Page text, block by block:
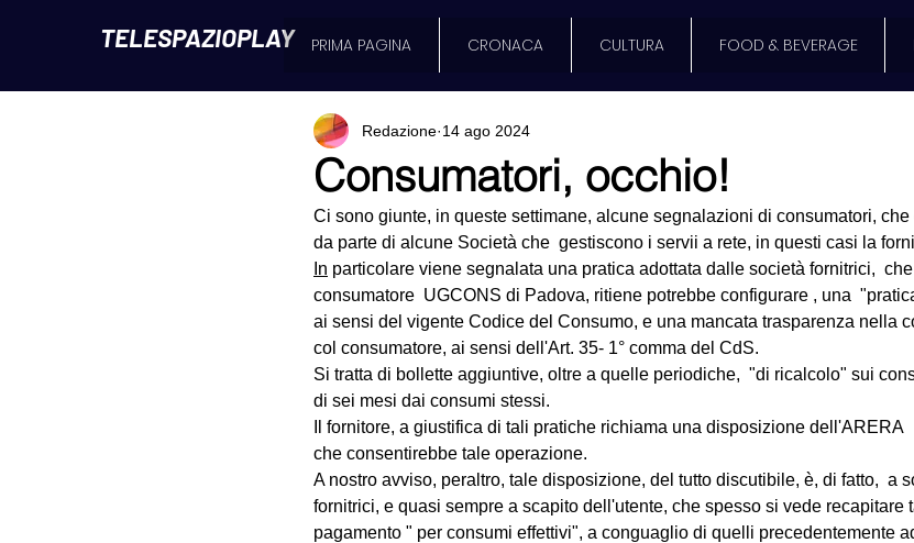
TELESPAZIOPLAY PRIMA PAGINA CRONACA CULTURA FOOD & BEVERAGE
Consumatori, occhio!
Redazione 14 ago 2024
Ci sono giunte, in queste settimane, alcune segnalazioni di consumatori,
da parte di alcune Società che  gestiscono i servii a rete, in questi casi la
In particolare viene segnalata una pratica adottata dalle società fornitrici,
consumatore  UGCONS di Padova, ritiene potrebbe configurare , una
ai sensi del vigente Codice del Consumo, e una mancata trasparenza nella
col consumatore, ai sensi dell'Art. 35- 1° comma del CdS.
Si tratta di bollette aggiuntive, oltre a quelle periodiche,  "di ricalcolo" sui
di sei mesi dai consumi stessi.
Il fornitore, a giustifica di tali pratiche richiama una disposizione dell'ARERA
che consentirebbe tale operazione.
A nostro avviso, peraltro, tale disposizione, del tutto discutibile, è, di fatto,  a
fornitrici, e quasi sempre a scapito dell'utente, che spesso si vede recapitare
pagamento " per consumi effettivi", a conguaglio di quelli precedentemente